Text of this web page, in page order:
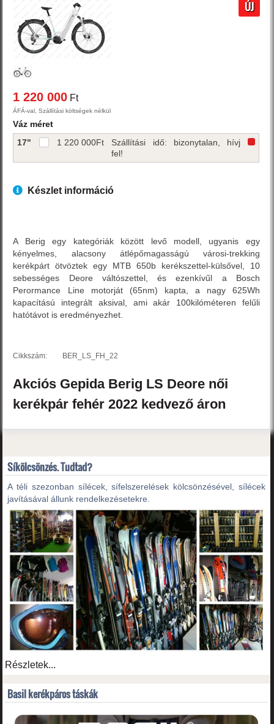
ÚJ
1 220 000 Ft
ÁFÁ-val, Szállítási költségek nélkül
Váz méret
17"
1 220 000Ft
Szállítási idő: bizonytalan, hívj
fel!
Készlet információ
A Berig egy kategóriák között levő modell, ugyanis egy
kényelmes, alacsony átlépőmagasságú városi-trekking
kerékpárt ötvöztek egy MTB 650b kerékszettel-külsővel, 10
sebességes Deore váltószettel, és ezenkívűl a Bosch
Perormance Line motorját (65nm) kapta, a nagy 625Wh
kapacítású integrált aksival, ami akár 100kilóméteren felűli
hatótávot is eredményezhet.
Cikkszám: BER_LS_FH_22
Akciós Gepida Berig LS Deore női
kerékpárfehér2022 kedvező áron
Síkölcsönzés. Tudtad?
A téli szezonban sílécek, sífelszerelések kölcsönzésével, sílécek
javításával állunk rendelkezésetekre.
Részletek...
Basil kerékpáros táskák